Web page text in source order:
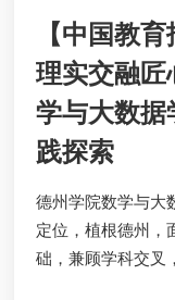
【中国教
理实交融
学与大数据
践探索
德州学院数学与大
定位，植根德州，
础，兼顾学科交叉